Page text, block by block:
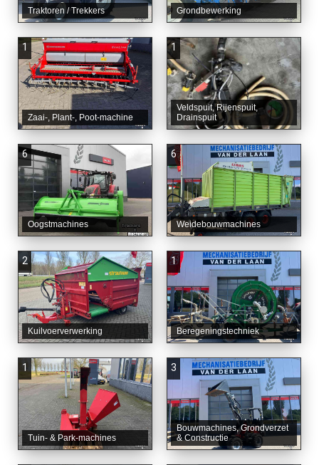
Traktoren / Trekkers Grondbewerking
1
Zaai-, Plant-, Poot-machine
1
Veldspuit, Rijenspuit,
Drainspuit
6
Oogstmachines
6
Weidebouwmachines
2
Kuilvoerverwerking
1
Beregeningstechniek
1
Tuin- & Park-machines
3
Bouwmachines, Grondverzet
& Constructie